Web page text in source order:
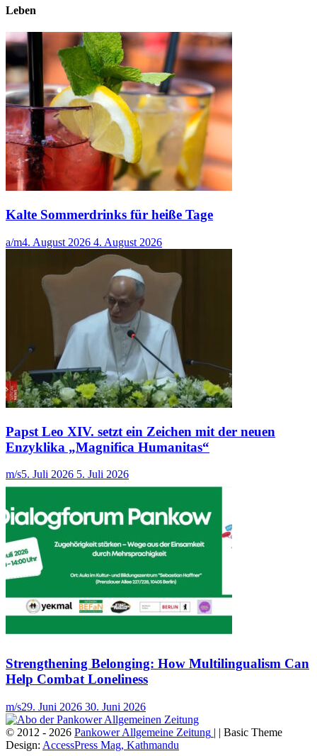
Leben
Kalte Sommerdrinks für heiße Tage
a/m4. August 2026 4. August 2026
Papst Leo XIV. setzt ein Zeichen mit der neuen
Enzyklika „Magnifica Humanitas“
m/s5. Juli 2026 5. Juli 2026
Strengthening Belonging: How Multilingualism Can
Help Combat Loneliness
m/s29. Juni 2026 30. Juni 2026
© 2012 - 2026 Pankower Allgemeine Zeitung | | Basic Theme
Design: AccessPress Mag, Kathmandu